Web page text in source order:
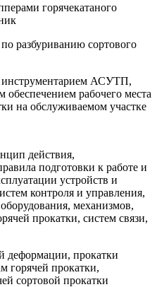
горячекатаного
разбуриванию сортового
инструментарием АСУТП,
рабочего места
на обслуживаемом участке
действия,
подготовки к работе и
устройств и
контроля и управления,
механизмов,
прокатки, систем связи,
деформации, прокатки
горячей прокатки,
сортовой прокатки